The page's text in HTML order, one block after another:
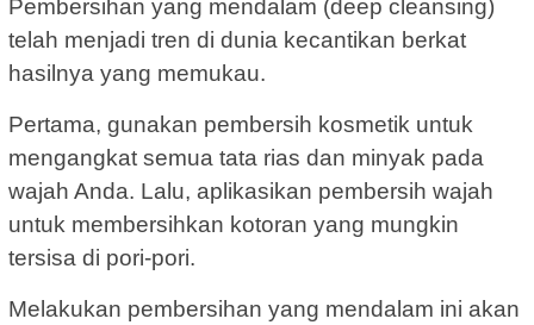
Pembersihan yang mendalam (deep cleansing)
telah menjadi tren di dunia kecantikan berkat
hasilnya yang memukau.
Pertama, gunakan pembersih kosmetik untuk
mengangkat semua tata rias dan minyak pada
wajah Anda. Lalu, aplikasikan pembersih wajah
untuk membersihkan kotoran yang mungkin
tersisa di pori-pori.
Melakukan pembersihan yang mendalam ini akan